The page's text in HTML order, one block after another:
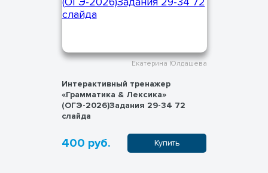
Екатерина Юлдашева
Интерактивный тренажер
«Грамматика & Лексика»
(ОГЭ-2026)Задания 29-34 72
слайда
400 руб. Купить